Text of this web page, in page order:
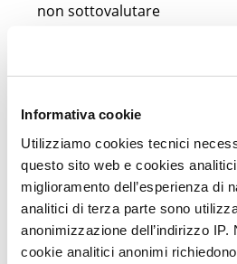
Informativa cookie
Utilizziamo cookies tecnici
questo sito web e cookies
miglioramento dell’esperienza di
analitici di terza parte sono
anonimizzazione dell’indirizzo
cookie analitici anonimi
non sottovalutare
La necessità di migliorare
l’introduzione di calcio,
stretching
Perché gli esercizi con
con la postura corretta
Per gentile concessione di